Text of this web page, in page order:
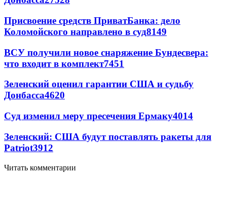
Присвоение средств ПриватБанка: дело
Коломойского направлено в суд8149
ВСУ получили новое снаряжение Бундесвера:
что входит в комплект7451
Зеленский оценил гарантии США и судьбу
Донбасса4620
Суд изменил меру пресечения Ермаку4014
Зеленский: США будут поставлять ракеты для
Patriot3912
Читать комментарии